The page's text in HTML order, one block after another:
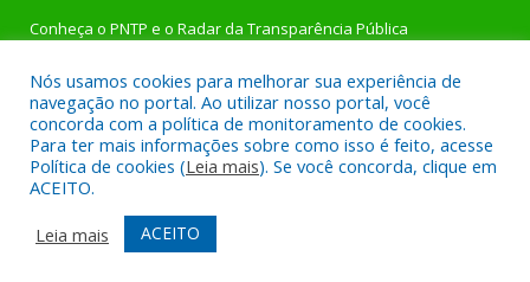
Conheça o PNTP e o Radar da Transparência Pública
Todos os direitos reservados a Prefeitura Municipal de
Rurópolis.
Mapa do Site
Acessar Área Administrativa
Acessar Webmail
Nós usamos cookies para melhorar sua experiência de
navegação no portal. Ao utilizar nosso portal, você
concorda com a política de monitoramento de cookies.
Para ter mais informações sobre como isso é feito, acesse
Política de cookies (Leia mais). Se você concorda, clique em
ACEITO.
Leia mais
ACEITO